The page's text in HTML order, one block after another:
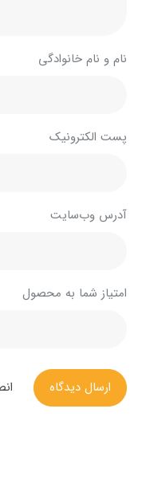
نام و نام خانوادگی
پست الکترونیک
آدرس وب‌سایت
امتیاز شما به محصول
ارسال دیدگاه